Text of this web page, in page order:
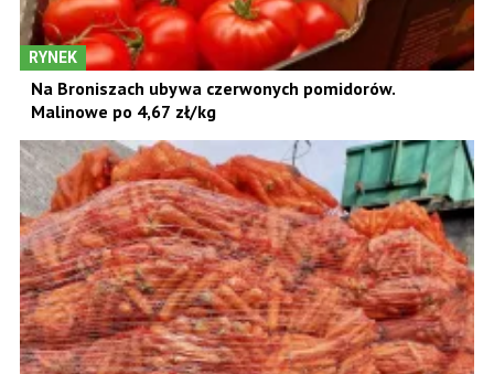
RYNEK
Na Broniszach ubywa czerwonych pomidorów.
Malinowe po 4,67 zł/kg